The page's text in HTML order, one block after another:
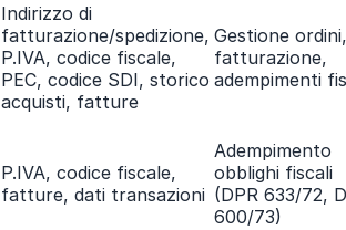
Indirizzo di
fatturazione/spedizione,
P.IVA, codice fiscale,
PEC, codice SDI, storico
acquisti, fatture
Gestione ordini,
fatturazione,
adempimenti
P.IVA, codice fiscale,
fatture, dati transazioni
Adempimento
obblighi fiscali
(DPR 633/72,
600/73)